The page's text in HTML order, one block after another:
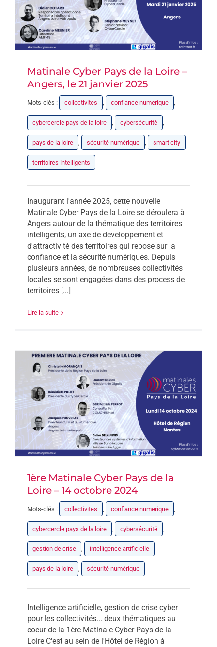
Matinale Cyber Pays de la Loire –
Angers, le 21 janvier 2025
Mots-clés : collectivites , confiance numerique ,
cybercercle pays de la loire , cybersécurité ,
pays de la loire , sécurité numérique , smart city ,
territoires intelligents
Inaugurant l'année 2025, cette nouvelle
Matinale Cyber Pays de la Loire se déroulera à
Angers autour de la thématique des territoires
intelligents, un axe de développement et
d'attractivité des territoires qui repose sur la
confiance et la sécurité numériques. Depuis
plusieurs années, de nombreuses collectivités
locales se sont engagées dans des process de
territoires [...]
Lire la suite
1ère Matinale Cyber Pays de la
Loire – 14 octobre 2024
Mots-clés : collectivites , confiance numerique ,
cybercercle pays de la loire , cybersécurité ,
gestion de crise , intelligence artificielle ,
pays de la loire , sécurité numérique
Intelligence artificielle, gestion de crise cyber
pour les collectivités... deux thématiques au
coeur de la 1ère Matinale Cyber Pays de la
Loire C'est au sein de l'Hôtel de Région à